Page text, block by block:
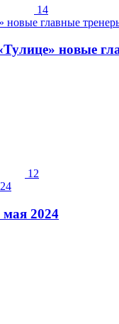
14
новые
12
мая 2024